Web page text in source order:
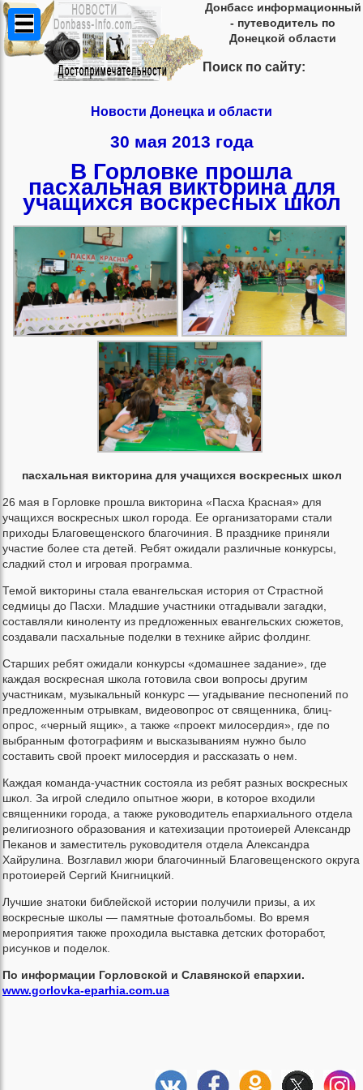
Донбасс информационный
- путеводитель по
Донецкой области
Поиск по сайту:
Новости Донецка и области
30 мая 2013 года
В Горловке прошла
пасхальная викторина для
учащихся воскресных школ
пасхальная викторина для учащихся воскресных школ
26 мая в Горловке прошла викторина «Пасха Красная» для
учащихся воскресных школ города. Ее организаторами стали
приходы Благовещенского благочиния. В празднике приняли
участие более ста детей. Ребят ожидали различные конкурсы,
сладкий стол и игровая программа.
Темой викторины стала евангельская история от Страстной
седмицы до Пасхи. Младшие участники отгадывали загадки,
составляли киноленту из предложенных евангельских сюжетов,
создавали пасхальные поделки в технике айрис фолдинг.
Старших ребят ожидали конкурсы «домашнее задание», где
каждая воскресная школа готовила свои вопросы другим
участникам, музыкальный конкурс — угадывание песнопений по
предложенным отрывкам, видеовопрос от священника, блиц-
опрос, «черный ящик», а также «проект милосердия», где по
выбранным фотографиям и высказываниям нужно было
составить свой проект милосердия и рассказать о нем.
Каждая команда-участник состояла из ребят разных воскресных
школ. За игрой следило опытное жюри, в которое входили
священники города, а также руководитель епархиального отдела
религиозного образования и катехизации протоиерей Александр
Пеканов и заместитель руководителя отдела Александра
Хайрулина. Возглавил жюри благочинный Благовещенского округа
протоиерей Сергий Книгницкий.
Лучшие знатоки библейской истории получили призы, а их
воскресные школы — памятные фотоальбомы. Во время
мероприятия также проходила выставка детских фоторабот,
рисунков и поделок.
По информации Горловской и Славянской епархии.
www.gorlovka-eparhia.com.ua